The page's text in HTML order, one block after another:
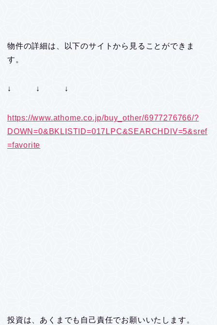
物件の詳細は、以下のサイトから見ることができま
す。
↓ ↓ ↓
https://www.athome.co.jp/buy_other/6977276766/?
DOWN=0&BKLISTID=017LPC&SEARCHDIV=5&sref
=favorite
投資は、あくまでも自己責任でお願いいたします。